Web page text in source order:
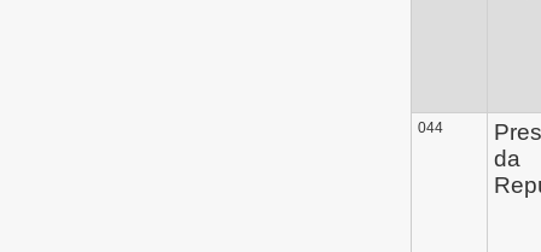
044
da